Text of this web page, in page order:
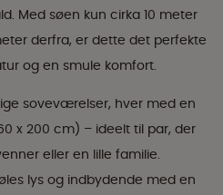
Med søen kun cirka 10 meter
derfra, er dette det perfekte
og en smule komfort.
soveværelser, hver med en
x 200 cm) – ideelt til par, der
eller en lille familie.
lys og indbydende med en